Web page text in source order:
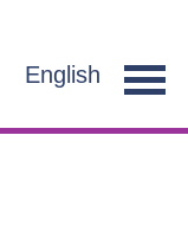
English